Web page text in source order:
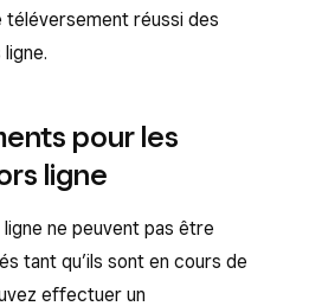
téléversement réussi des
pour les
ligne
ne peuvent pas être
tant qu’ils sont en cours de
effectuer un